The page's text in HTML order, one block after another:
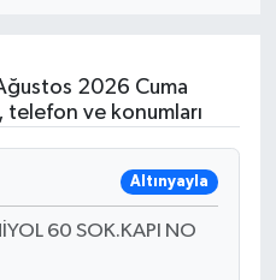
2026 Cuma
ve konumları
Altınyayla
60 SOK.KAPI NO